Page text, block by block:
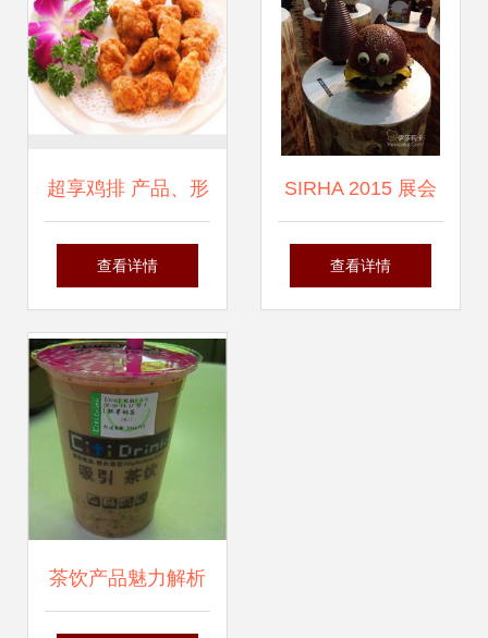
超享鸡排 产品、形
象与加盟管理全解
查看详情
SIRHA 2015 展会
直击 美食创新与餐
查看详情
茶饮产品魅力解析